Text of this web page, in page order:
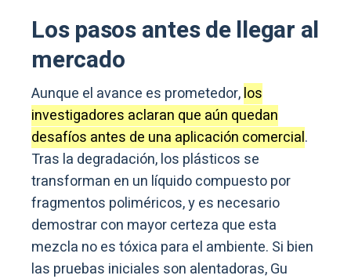
Los pasos antes de llegar al
mercado
Aunque el avance es prometedor,los
investigadores aclaran que aún quedan
desafíos antes de una aplicación comercial.
Tras la degradación, los plásticos se
transforman en un líquido compuesto por
fragmentos poliméricos, y es necesario
demostrar con mayor certeza que esta
mezcla no es tóxica para el ambiente. Si bien
las pruebas iniciales son alentadoras, Gu